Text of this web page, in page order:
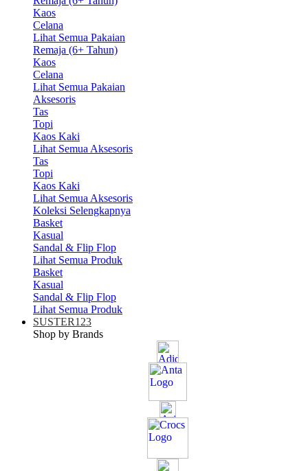
Kaos
Celana
Lihat Semua Pakaian
Remaja (6+ Tahun)
Kaos
Celana
Lihat Semua Pakaian
Aksesoris
Tas
Topi
Kaos Kaki
Lihat Semua Aksesoris
Tas
Topi
Kaos Kaki
Lihat Semua Aksesoris
Koleksi Selengkapnya
Basket
Kasual
Sandal & Flip Flop
Lihat Semua Produk
Basket
Kasual
Sandal & Flip Flop
Lihat Semua Produk
SUSTER123
Shop by Brands